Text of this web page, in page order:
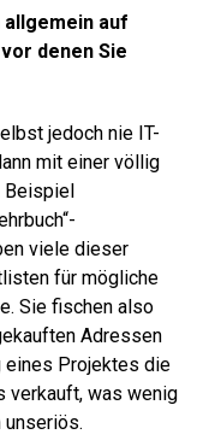
allgemein auf
denen Sie
jedoch nie IT-
mit einer völlig
viele dieser
für mögliche
Sie fischen also
Adressen
eines Projektes die
verkauft, was wenig
unseriös.